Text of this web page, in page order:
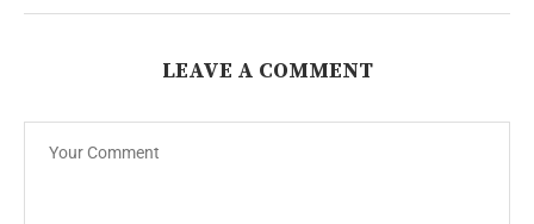
LEAVE A COMMENT